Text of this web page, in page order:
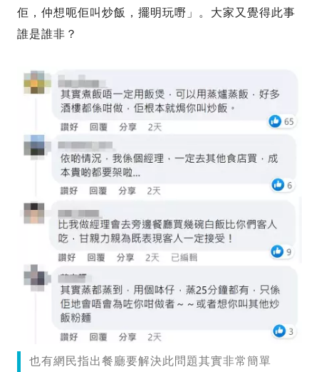
佢，仲想呃佢叫炒飯，擺明玩嘢」。大家又覺得此事
誰是誰非？
也有網民指出餐廳要解決此問題其實非常簡單